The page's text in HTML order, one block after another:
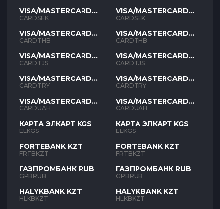
VISA/MASTERCARD
SEK
CARDSEK
VISA/MASTERCARD
THB
CARDTHB
VISA/MASTERCARD
TJS
CARDTJS
VISA/MASTERCARD
TYR
CARDTRY
VISA/MASTERCARD
UAH
CARDUAH
КАРТА ЭЛКАРТ KGS
ELKGS
FORTEBANK KZT
FRTBKZT
ГАЗПРОМБАНК RUB
GPBRUB
HALYKBANK KZT
HLKBKZT
VISA/MASTERCARD
SEK
CARDSEK
VISA/MASTERCARD
THB
CARDTHB
VISA/MASTERCARD
TJS
CARDTJS
VISA/MASTERCARD
TYR
CARDTRY
VISA/MASTERCARD
UAH
CARDUAH
КАРТА ЭЛКАРТ KGS
ELKGS
FORTEBANK KZT
FRTBKZT
ГАЗПРОМБАНК RUB
GPBRUB
HALYKBANK KZT
HLKBKZT